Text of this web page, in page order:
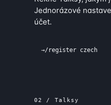
Jednorázové
účet.
→/register czech
02 / Talksy